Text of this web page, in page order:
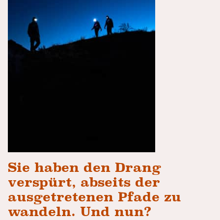
Sie haben den Drang
verspürt, abseits der
ausgetretenen Pfade zu
wandeln. Und nun?